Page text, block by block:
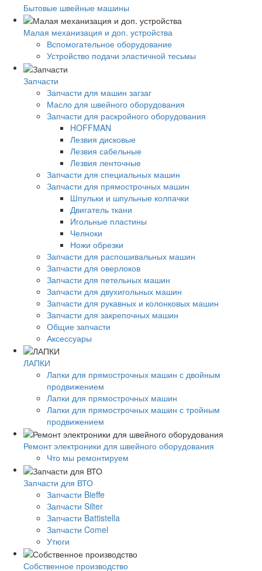
Бытовые швейные машины
Малая механизация и доп. устройства
Вспомогательное оборудование
Устройство подачи эластичной тесьмы
Запчасти
Запчасти для машин загзаг
Масло для швейного оборудования
Запчасти для раскройного оборудования
HOFFMAN
Лезвия дисковые
Лезвия сабельные
Лезвия ленточные
Запчасти для специальных машин
Запчасти для прямострочных машин
Шпульки и шпульные колпачки
Двигатель ткани
Игольные пластины
Челноки
Ножи обрезки
Запчасти для распошивальных машин
Запчасти для оверлоков
Запчасти для петельных машин
Запчасти для двухигольных машин
Запчасти для рукавных и колонковых машин
Запчасти для закрепочных машин
Общие запчасти
Аксессуары
ЛАПКИ
Лапки для прямострочных машин с двойным
продвижением
Лапки для прямострочных машин
Лапки для прямострочных машин с тройным
продвижением
Ремонт электроники для швейного оборудования
Что мы ремонтируем
Запчасти для ВТО
Запчасти Bieffe
Запчасти Silter
Запчасти Battistella
Запчасти Comel
Утюги
Собственное производство